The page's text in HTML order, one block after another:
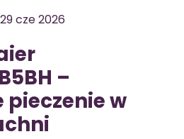
29 cze 2026
–
pieczenie w